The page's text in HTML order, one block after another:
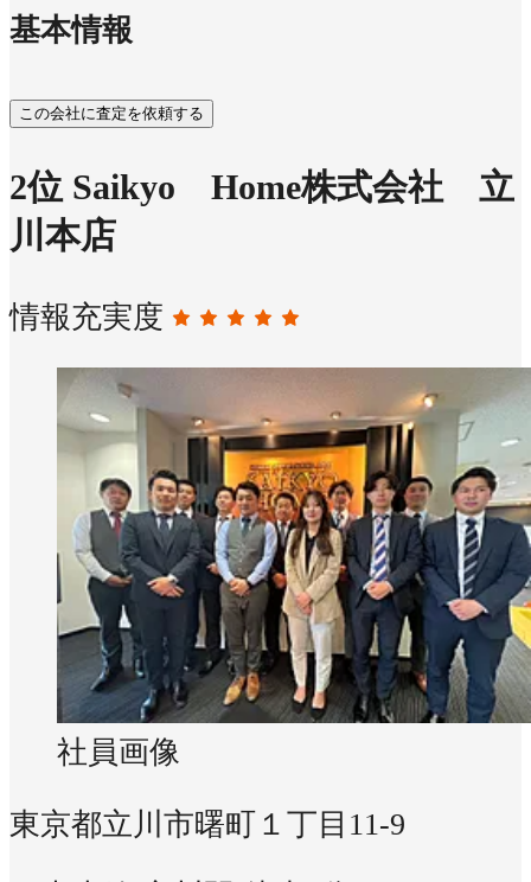
基本情報
この会社に査定を依頼する
2位 Saikyo Home株式会社 立
川本店
情報充実度
社員画像
東京都立川市曙町１丁目11-9